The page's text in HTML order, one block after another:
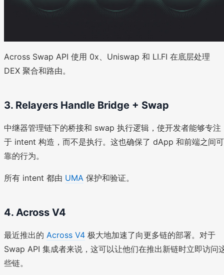
Across Swap API 使用 0x、Uniswap 和 LI.FI 在底层处理
DEX 聚合和路由。
3. Relayers Handle Bridge + Swap
中继器管理链下的桥接和 swap 执行逻辑，使开发者能够专注
于 intent 构造，而不是执行。这也确保了 dApp 和前端之间可
靠的行为。
所有 intent 都由 UMA 保护和验证。
4. Across V4
最近推出的 Across V4 极大地加速了向更多链的部署。对于
Swap API 集成者来说，这可以让他们在推出新链时立即访问
些链。